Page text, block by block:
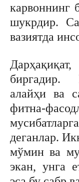
карвоннинг
шукрдир.
вазиятда
биргадир.
алайҳи ва
фитна-
деганлар.
мўмин ва
экан, унга